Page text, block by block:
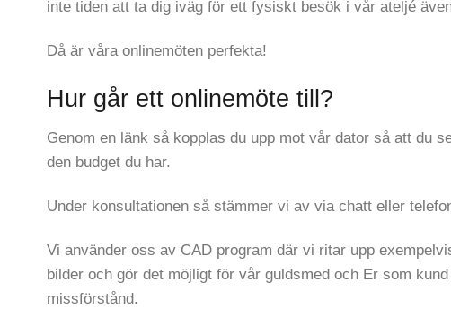
inte tiden att ta dig iväg för ett fysiskt besök i vår ateljé
Då är våra onlinemöten perfekta!
Hur går ett onlinemöte till?
Genom en länk så kopplas du upp mot vår dator så att du
den budget du har.
Under konsultationen så stämmer vi av via chatt eller
Vi använder oss av CAD program där vi ritar upp
bilder och gör det möjligt för vår guldsmed och Er som
missförstånd.